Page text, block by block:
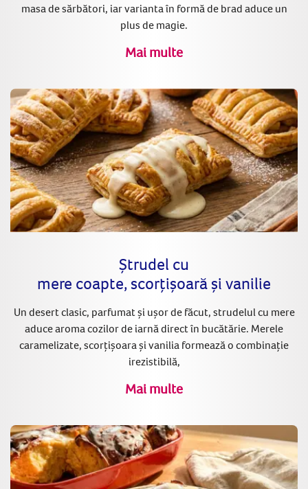
masa de sărbători, iar varianta în formă de brad aduce un
plus de magie.
Mai multe
Ștrudel cu
mere coapte, scorțișoară și vanilie
Un desert clasic, parfumat și ușor de făcut, strudelul cu mere
aduce aroma cozilor de iarnă direct în bucătărie. Merele
caramelizate, scorțișoara și vanilia formează o combinație
irezistibilă,
Mai multe